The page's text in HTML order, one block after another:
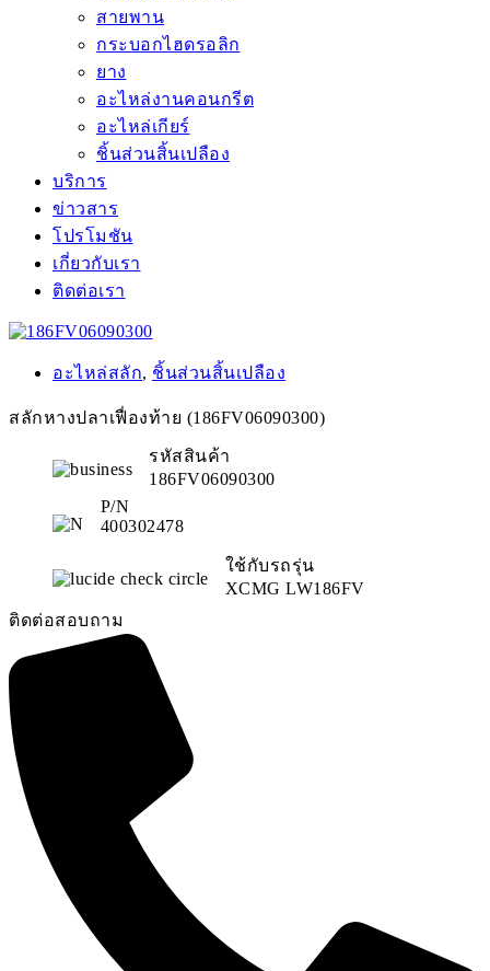
สายพาน
กระบอกไฮดรอลิก
ยาง
อะไหล่งานคอนกรีต
อะไหล่เกียร์
ชิ้นส่วนสิ้นเปลือง
บริการ
ข่าวสาร
โปรโมชัน
เกี่ยวกับเรา
ติดต่อเรา
อะไหล่สลัก, ชิ้นส่วนสิ้นเปลือง
สลักหางปลาเฟื่องท้าย (186FV06090300)
รหัสสินค้า
186FV06090300
P/N
400302478
ใช้กับรถรุ่น
XCMG LW186FV
ติดต่อสอบถาม